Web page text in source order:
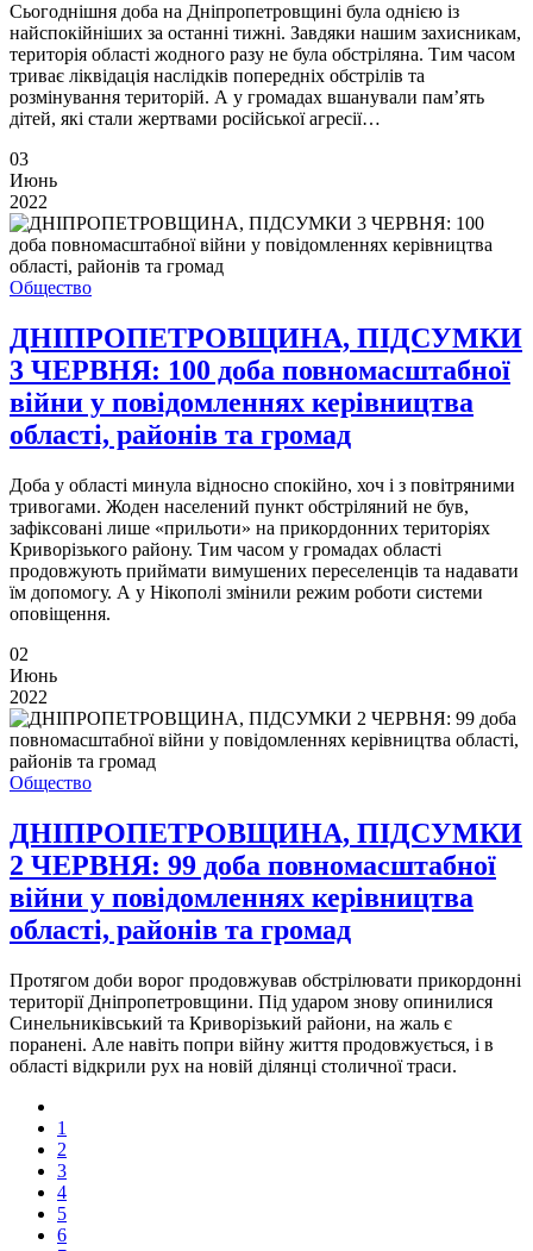
Сьогоднішня доба на Дніпропетровщині була однією із
найспокійніших за останні тижні. Завдяки нашим захисникам,
територія області жодного разу не була обстріляна. Тим часом
триває ліквідація наслідків попередніх обстрілів та
розмінування територій. А у громадах вшанували пам’ять
дітей, які стали жертвами російської агресії…
03
Июнь
2022
Общество
ДНІПРОПЕТРОВЩИНА, ПІДСУМКИ
3 ЧЕРВНЯ: 100 доба повномасштабної
війни у повідомленнях керівництва
області, районів та громад
Доба у області минула відносно спокійно, хоч і з повітряними
тривогами. Жоден населений пункт обстріляний не був,
зафіксовані лише «прильоти» на прикордонних територіях
Криворізького району. Тим часом у громадах області
продовжують приймати вимушених переселенців та надавати
їм допомогу. А у Нікополі змінили режим роботи системи
оповіщення.
02
Июнь
2022
Общество
ДНІПРОПЕТРОВЩИНА, ПІДСУМКИ
2 ЧЕРВНЯ: 99 доба повномасштабної
війни у повідомленнях керівництва
області, районів та громад
Протягом доби ворог продовжував обстрілювати прикордонні
території Дніпропетровщини. Під ударом знову опинилися
Синельниківський та Криворізький райони, на жаль є
поранені. Але навіть попри війну життя продовжується, і в
області відкрили рух на новій ділянці столичної траси.
1
2
3
4
5
6